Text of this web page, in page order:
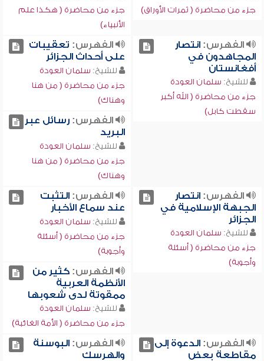
جزء من محاضرة ( ثمرات الأوراق)
جزء من محاضرة ( هكذا علم
الأنبياء)
الفهرس:انتصار
المجاهدون في
أفغانستان
للشيخ: سلمان العودة
جزء من محاضرة ( الله أكبر
سقطت كابل)
الفهرس: تعقيبات
على أحداث الجزائر
للشيخ: سلمان العودة
جزء من محاضرة ( من هنا
وهناك)
الفهرس:رسائل عبر
البريد
للشيخ: سلمان العودة
جزء من محاضرة ( من هنا
وهناك)
الفهرس:انتصار
الجبهة الإسلامية في
الجزائر
للشيخ: سلمان العودة
جزء من محاضرة ( أسئلة
وأجوبة)
الفهرس:التثبت
عند سماع الأخبار
للشيخ: سلمان العودة
جزء من محاضرة ( أسئلة
وأجوبة)
الفهرس:كثير من
الأنظمة العربية
ممقوتة لدى شعوبها
للشيخ: سلمان العودة
جزء من محاضرة ( الأمة الغائبة)
الفهرس:الدعوة إلى
مقاطعة بعض
الفهرس:البوسنة
والهرسك